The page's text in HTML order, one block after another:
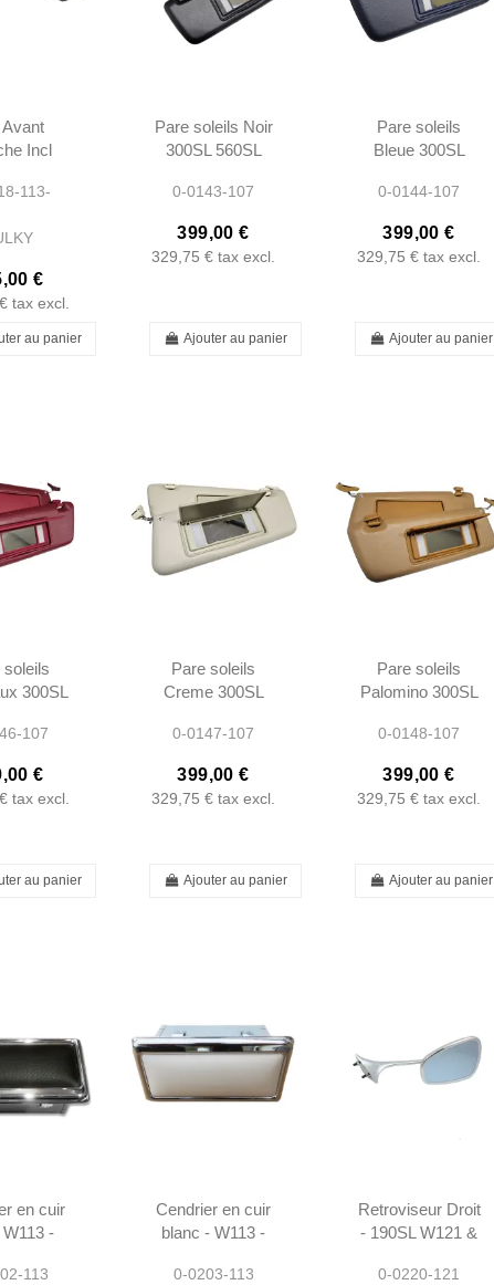
Incl
250SL
113-
€
tax excl.
au panier
Pare soleils Noir
300SL 560SL
1078103710
0-0143-107
399,00 €
329,75 € tax excl.
Ajouter au panier
Pare soleils
Bleue 300SL
1078103710
0-0144-107
399,00 €
329,75 € tax excl.
Ajouter au panier
soleils
300SL
107
€
tax excl.
au panier
Pare soleils
Creme 300SL
1078103710
0-0147-107
399,00 €
329,75 € tax excl.
Ajouter au panier
Pare soleils
Palomino 300SL
1078103710
0-0148-107
399,00 €
329,75 € tax excl.
Ajouter au panier
en cuir
-
113
Cendrier en cuir
blanc - W113 -
0-0203-113
Retroviseur Droit
- 190SL W121 &
Coupe/Cabrio -
0-0220-121